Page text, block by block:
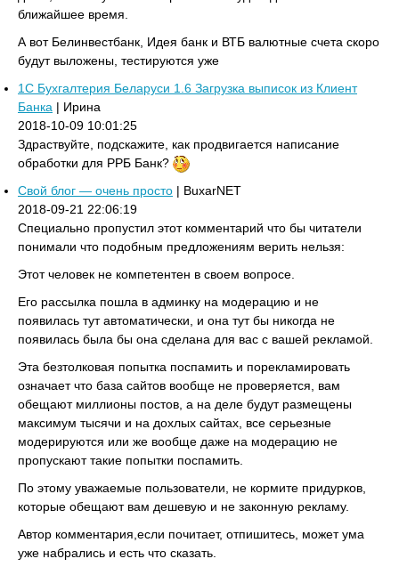
ближайшее время.
А вот Белинвестбанк, Идея банк и ВТБ валютные счета скоро
будут выложены, тестируются уже
1C Бухгалтерия Беларуси 1.6 Загрузка выписок из Клиент
Банка | Ирина
2018-10-09 10:01:25
Здраствуйте, подскажите, как продвигается написание
обработки для РРБ Банк?
Свой блог — очень просто | BuxarNET
2018-09-21 22:06:19
Специально пропустил этот комментарий что бы читатели
понимали что подобным предложениям верить нельзя:
Этот человек не компетентен в своем вопросе.
Его рассылка пошла в админку на модерацию и не
появилась тут автоматически, и она тут бы никогда не
появилась была бы она сделана для вас с вашей рекламой.
Эта безтолковая попытка поспамить и порекламировать
означает что база сайтов вообще не проверяется, вам
обещают миллионы постов, а на деле будут размещены
максимум тысячи и на дохлых сайтах, все серьезные
модерируются или же вообще даже на модерацию не
пропускают такие попытки поспамить.
По этому уважаемые пользователи, не кормите придурков,
которые обещают вам дешевую и не законную рекламу.
Автор комментария,если почитает, отпишитесь, может ума
уже набрались и есть что сказать.